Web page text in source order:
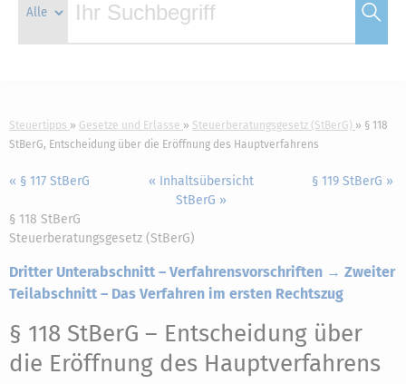

Steuertipps Gesetze und Erlasse Steuerberatungsgesetz (StBerG)
§ 118
StBerG, Entscheidung über die Eröffnung des Hauptverfahrens
« § 117 StBerG
« Inhaltsübersicht
StBerG »
§ 119 StBerG »
§ 118 StBerG
Steuerberatungsgesetz (StBerG)
Dritter Unterabschnitt – Verfahrensvorschriften → Zweiter
Teilabschnitt – Das Verfahren im ersten Rechtszug
§ 118 StBerG – Entscheidung über
die Eröffnung des Hauptverfahrens